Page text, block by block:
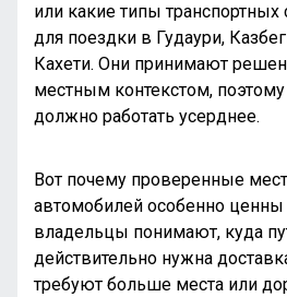
или какие типы транспортных
для поездки в Гудаури,
Кахети. Они принимают
местным контекстом,
должно работать усерднее.
Вот почему проверенные
автомобилей особенно
владельцы понимают, куда
действительно нужна
требуют больше места или